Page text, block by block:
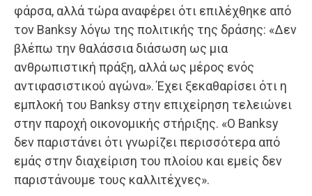
φάρσα, αλλά τώρα αναφέρει ότι επιλέχθηκε από
τον Banksy λόγω της πολιτικής της δράσης: «Δεν
βλέπω την θαλάσσια διάσωση ως μια
ανθρωπιστική πράξη, αλλά ως μέρος ενός
αντιφασιστικού αγώνα». Έχει ξεκαθαρίσει ότι η
εμπλοκή του Banksy στην επιχείρηση τελειώνει
στην παροχή οικονομικής στήριξης. «Ο Banksy
δεν παριστάνει ότι γνωρίζει περισσότερα από
εμάς στην διαχείριση του πλοίου και εμείς δεν
παριστάνουμε τους καλλιτέχνες».